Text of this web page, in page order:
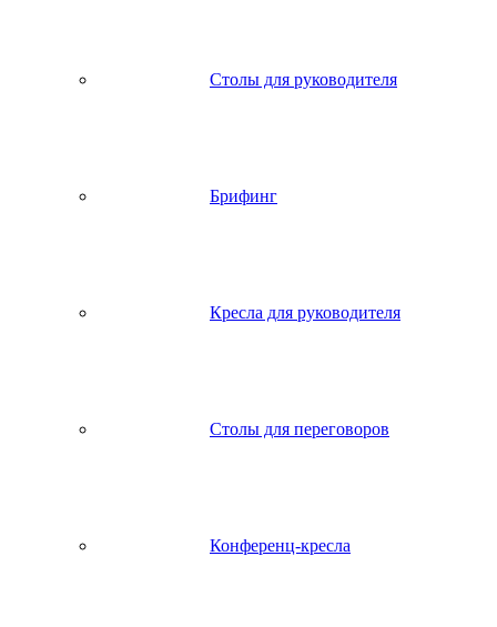
Столы для руководителя
Брифинг
Кресла для руководителя
Столы для переговоров
Конференц-кресла